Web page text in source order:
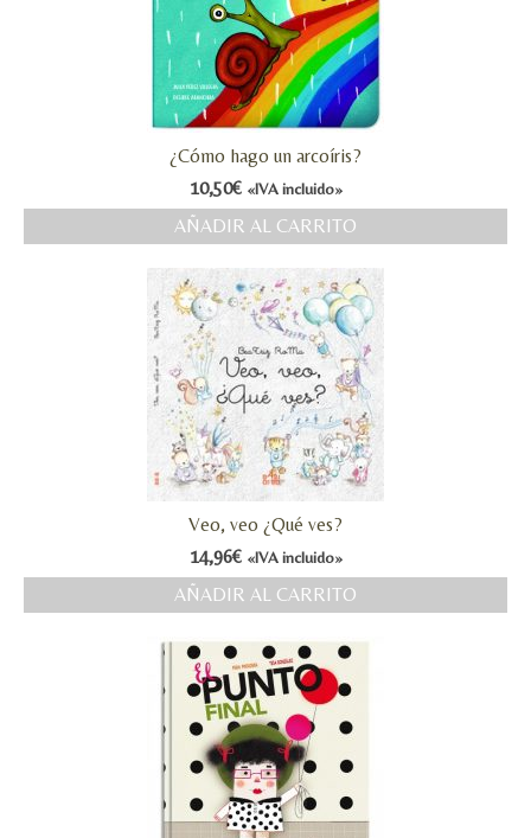
¿Cómo hago un arcoíris?
10,50€ «IVA incluido»
AÑADIR AL CARRITO
Veo, veo ¿Qué ves?
14,96€ «IVA incluido»
AÑADIR AL CARRITO